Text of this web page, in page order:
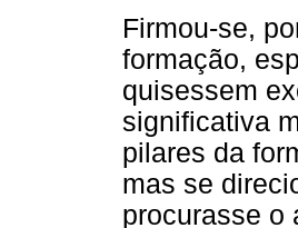
Firmou-se,
formação,
quisessem
significativa
pilares da
mas se
procurasse o